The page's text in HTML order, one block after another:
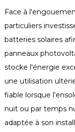
Face à
particuliers
batteries solaires
panneaux
stocke l'énergie
une utilisation
fiable lorsque
nuit ou par temps
adaptée à son